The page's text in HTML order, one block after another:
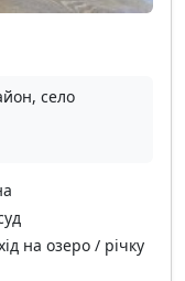
село
на озеро / річку